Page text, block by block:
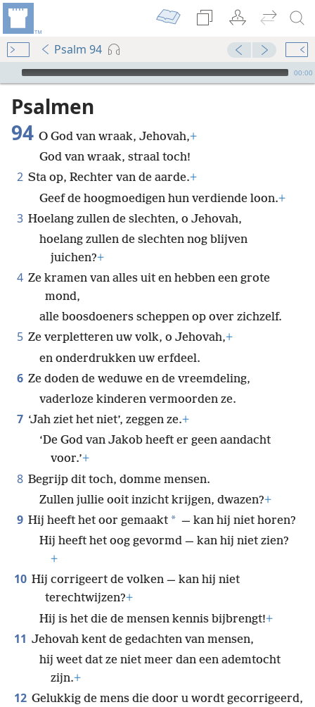
Psalm 94
Audio Player
00:00
Psalmen
94 O God van wraak, Jehovah,+
God van wraak, straal toch!
2 Sta op, Rechter van de aarde.+
Geef de hoogmoedigen hun verdiende loon.+
3 Hoelang zullen de slechten, o Jehovah,
hoelang zullen de slechten nog blijven
juichen?+
4 Ze kramen van alles uit en hebben een grote
mond,
alle boosdoeners scheppen op over zichzelf.
5 Ze verpletteren uw volk, o Jehovah,+
en onderdrukken uw erfdeel.
6 Ze doden de weduwe en de vreemdeling,
vaderloze kinderen vermoorden ze.
7 ‘Jah ziet het niet’, zeggen ze.+
‘De God van Jakob heeft er geen aandacht
voor.’+
8 Begrijp dit toch, domme mensen.
Zullen jullie ooit inzicht krijgen, dwazen?+
9 Hij heeft het oor gemaakt * — kan hij niet horen?
Hij heeft het oog gevormd — kan hij niet zien?
+
10 Hij corrigeert de volken — kan hij niet
terechtwijzen?+
Hij is het die de mensen kennis bijbrengt!+
11 Jehovah kent de gedachten van mensen,
hij weet dat ze niet meer dan een ademtocht
zijn.+
12 Gelukkig de mens die door u wordt gecorrigeerd,